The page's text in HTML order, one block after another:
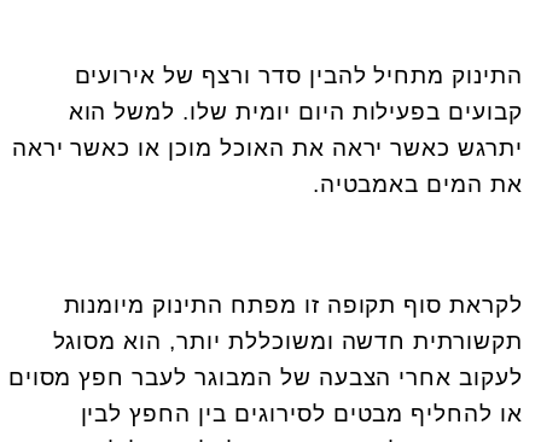
התינוק מתחיל להבין סדר ורצף של אירועים
קבועים בפעילות היום יומית שלו. למשל הוא
יתרגש כאשר יראה את האוכל מוכן או כאשר יראה
את המים באמבטיה.
לקראת סוף תקופה זו מפתח התינוק מיומנות
תקשורתית חדשה ומשוכללת יותר, הוא מסוגל
לעקוב אחרי הצבעה של המבוגר לעבר חפץ מסוים
או להחליף מבטים לסירוגים בין החפץ לבין